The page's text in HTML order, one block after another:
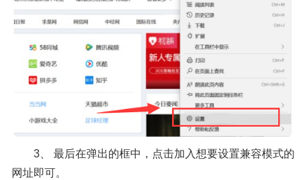
3、 最后在弹出的框中，点击加入想要设置兼容模式的
网址即可。